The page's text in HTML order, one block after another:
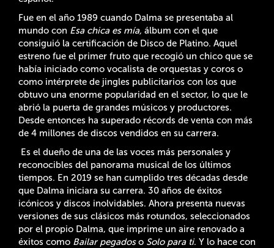
Fue en el año 1989 cuando Dalma se presentaba al
mundo con Esa chica es mía, álbum con el que
consiguió la certificación de Disco de Platino. Aquel
estreno fue el primer fruto que recogió un chico que se
había iniciado como vocalista de orquestas y coros o
como intérprete de jingles publicitarios con los que
obtuvo una enorme popularidad en el sector, lo que le
abrió la puerta de grandes músicos y productores.
Desde entonces ha superado récords de venta con más
de 4 millones de discos vendidos en su carrera.
Es el dueño de una de las voces más personales y
reconocibles del panorama musical de los últimos
tiempos. En 2019 se han cumplido tres décadas desde
que Dalma iniciara su carrera. 30 años de éxitos
icónicos y discos inolvidables. Ahora presenta nuevas
versiones de sus clásicos más rotundos, seleccionados
por el propio Dalma, que imprime un aire renovado a
éxitos como Bailar pegadoso Solo para ti. Y lo hace con